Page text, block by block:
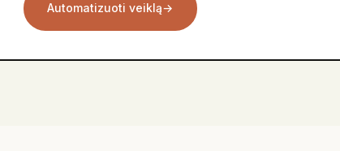
Automatizuoti veiklą→